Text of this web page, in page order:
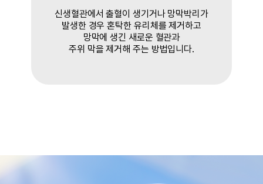
신생혈관에서 출혈이 생기거나 망막박리가
발생한 경우 혼탁한 유리체를 제거하고
망막에 생긴 새로운 혈관과
주위 막을 제거해 주는 방법입니다.